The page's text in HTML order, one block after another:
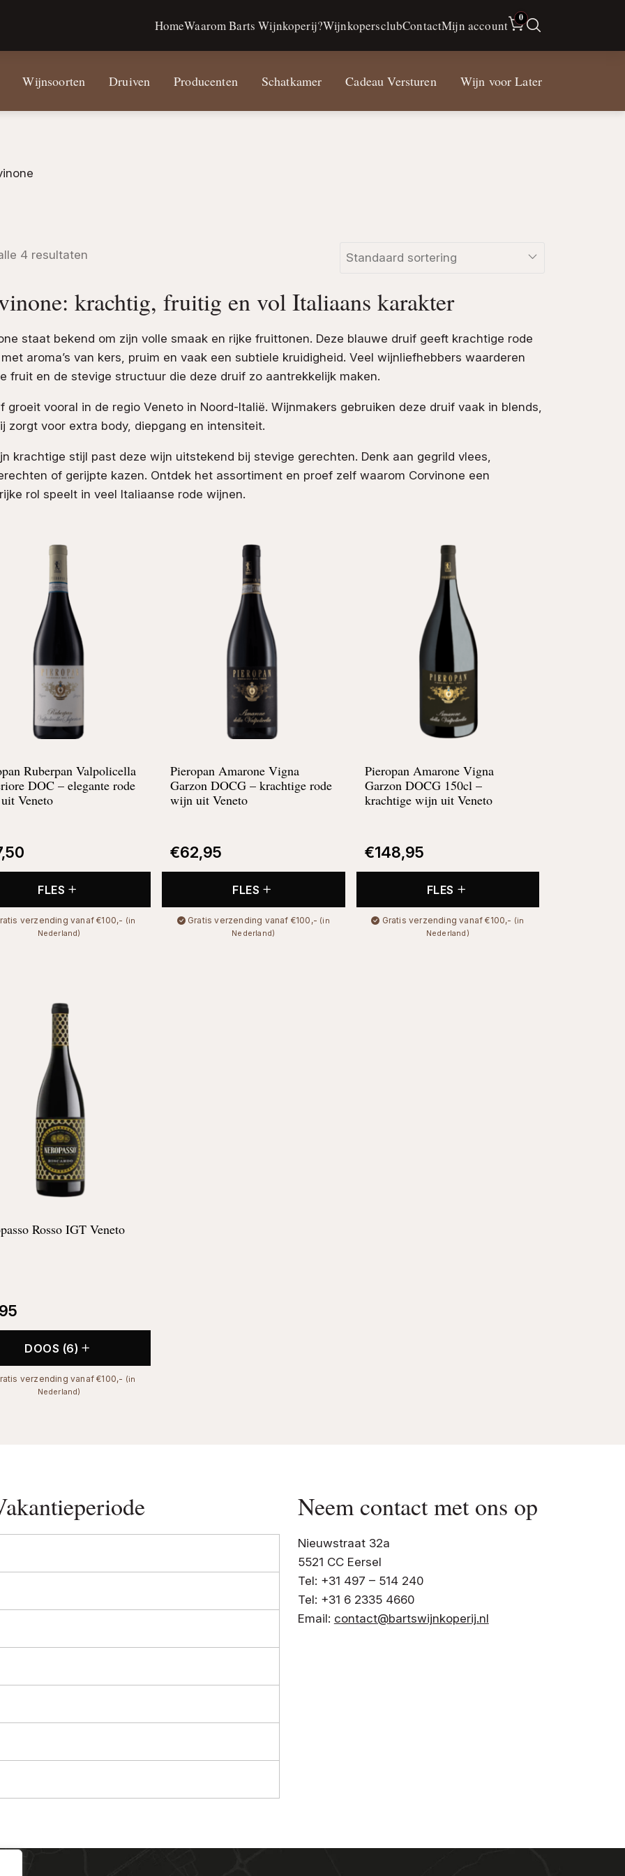
HomeWaarom Barts Wijnkoperij?WijnkopersclubContactMijn account
0
Wijnsoorten Druiven Producenten Schatkamer Cadeau Versturen Wijn voor Later
4 resultaten
krachtig, fruitig en vol Italiaans karakter
staat bekend om zijn volle smaak en rijke fruittonen. Deze blauwe druif geeft krachtige rode
aroma’s van kers, pruim en vaak een subtiele kruidigheid. Veel wijnliefhebbers waarderen
fruit en de stevige structuur die deze druif zo aantrekkelijk maken.
groeit vooral in de regio Veneto in Noord-Italië. Wijnmakers gebruiken deze druif vaak in blends,
zorgt voor extra body, diepgang en intensiteit.
krachtige stijl past deze wijn uitstekend bij stevige gerechten. Denk aan gegrild vlees,
of gerijpte kazen. Ontdek het assortiment en proef zelf waarom Corvinone een
rol speelt in veel Italiaanse rode wijnen.
Ruberpan Valpolicella
DOC – elegante rode
Veneto
FLES
verzending vanaf €100,- (in
Nederland)
Pieropan Amarone Vigna
Garzon DOCG – krachtige rode
wijn uit Veneto
€62,95
FLES
Gratis verzending vanaf €100,- (in
Nederland)
Pieropan Amarone Vigna
Garzon DOCG 150cl –
krachtige wijn uit Veneto
€148,95
FLES
Gratis verzending vanaf €100,- (in
Nederland)
Rosso IGT Veneto
DOOS (6)
verzending vanaf €100,- (in
Nederland)
Neem contact met ons op
Nieuwstraat 32a
5521 CC Eersel
Tel: +31 497 – 514 240
Tel: +31 6 2335 4660
Email: contact@bartswijnkoperij.nl